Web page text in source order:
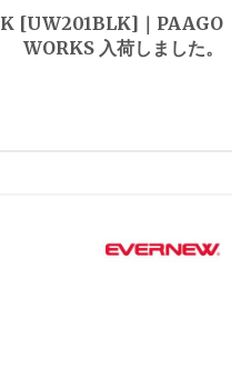
[UW201BLK]｜PAAGO
WORKS 入荷しました。